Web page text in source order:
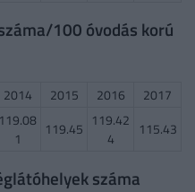
100 óvodás korú
2014 2015 2016
2017
119.08
1
119.45 119.42
4
115.43
száma